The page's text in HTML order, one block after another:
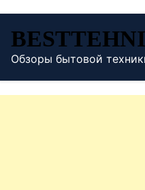
содержимому
Обзоры бытовой